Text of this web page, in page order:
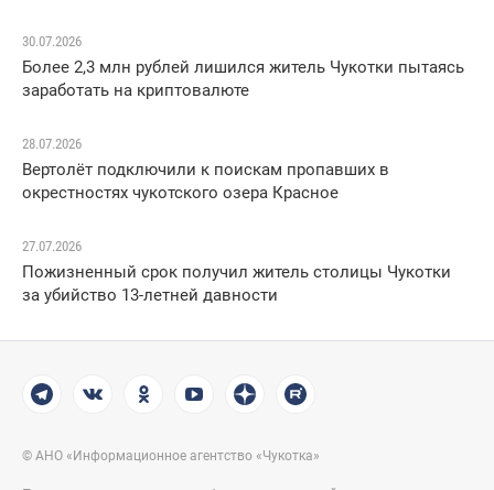
30.07.2026
Более 2,3 млн рублей лишился житель Чукотки пытаясь
заработать на криптовалюте
28.07.2026
Вертолёт подключили к поискам пропавших в
окрестностях чукотского озера Красное
27.07.2026
Пожизненный срок получил житель столицы Чукотки
за убийство 13-летней давности
© АНО «Информационное агентство «Чукотка»